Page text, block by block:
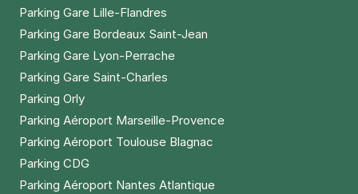
Parking Gare Lille-Flandres
Parking Gare Bordeaux Saint-Jean
Parking Gare Lyon-Perrache
Parking Gare Saint-Charles
Parking Orly
Parking Aéroport Marseille-Provence
Parking Aéroport Toulouse Blagnac
Parking CDG
Parking Aéroport Nantes Atlantique